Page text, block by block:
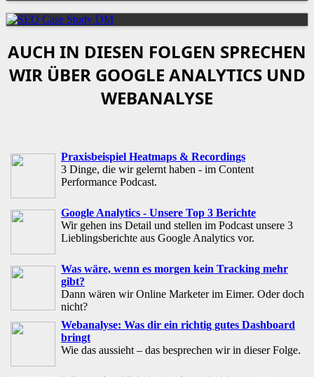
AUCH IN DIESEN FOLGEN SPRECHEN
WIR ÜBER GOOGLE ANALYTICS UND
WEBANALYSE
Praxisbeispiel Heatmaps & Recordings
3 Dinge, die wir gelernt haben - im Content
Performance Podcast.
Google Analytics - Unsere Top 3 Berichte
Wir gehen ins Detail und stellen im Podcast unsere 3
Lieblingsberichte aus Google Analytics vor.
Was wäre, wenn es morgen kein Tracking mehr
gibt?
Dann wären wir Online Marketer im Eimer. Oder doch
nicht?
Webanalyse: Was dir ein richtig gutes Dashboard
bringt
Wie das aussieht – das besprechen wir in dieser Folge.